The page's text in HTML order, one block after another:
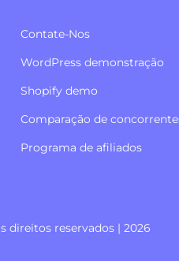
Contate-Nos
WordPress demonstração
Shopify demo
Comparação de
Programa de afiliados
direitos reservados | 2026